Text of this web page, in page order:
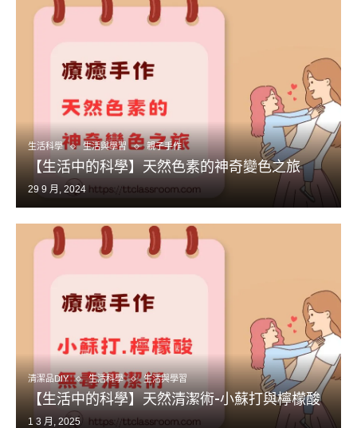
生活科學 生活與學習 親子手作
【生活中的科學】天然色素的神奇變色之旅
29 9 月, 2024
清潔品DIY 生活科學 生活與學習
【生活中的科學】天然清潔術-小蘇打與檸檬酸
1 3 月, 2025